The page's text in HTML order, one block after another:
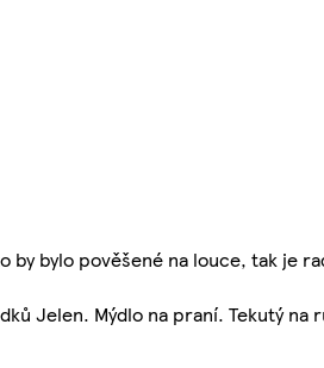
by bylo pověšené na louce, tak je
Jelen. Mýdlo na praní. Tekutý na